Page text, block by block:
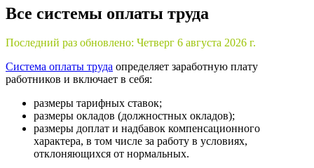
Все системы оплаты труда
Последний раз обновлено: Четверг 6 августа 2026 г.
Система оплаты труда определяет заработную плату
работников и включает в себя:
размеры тарифных ставок;
размеры окладов (должностных окладов);
размеры доплат и надбавок компенсационного
характера, в том числе за работу в условиях,
отклоняющихся от нормальных.